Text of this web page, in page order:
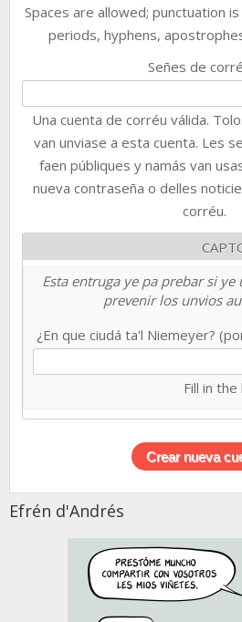
Spaces are allowed; punctuation
periods, hyphens,
Señes de
Una cuenta de corréu válida.
van unviase a esta cuenta. Les
faen públiques y namás van
nueva contraseña o delles
corréu.
Esta entruga ye pa prebar si
prevenir los unvios
¿En que ciudá ta'l Niemeyer?
Fill in the
Efrén d'Andrés